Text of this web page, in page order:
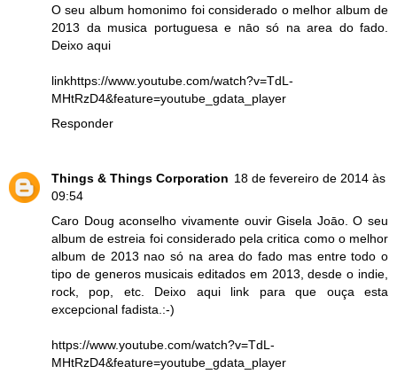
O seu album homonimo foi considerado o melhor album de
2013 da musica portuguesa e nāo só na area do fado.
Deixo aqui
linkhttps://www.youtube.com/watch?v=TdL-
MHtRzD4&feature=youtube_gdata_player
Responder
Things & Things Corporation 18 de fevereiro de 2014 às
09:54
Caro Doug aconselho vivamente ouvir Gisela Joāo. O seu
album de estreia foi considerado pela critica como o melhor
album de 2013 nao só na area do fado mas entre todo o
tipo de generos musicais editados em 2013, desde o indie,
rock, pop, etc. Deixo aqui link para que ouça esta
excepcional fadista.:-)
https://www.youtube.com/watch?v=TdL-
MHtRzD4&feature=youtube_gdata_player